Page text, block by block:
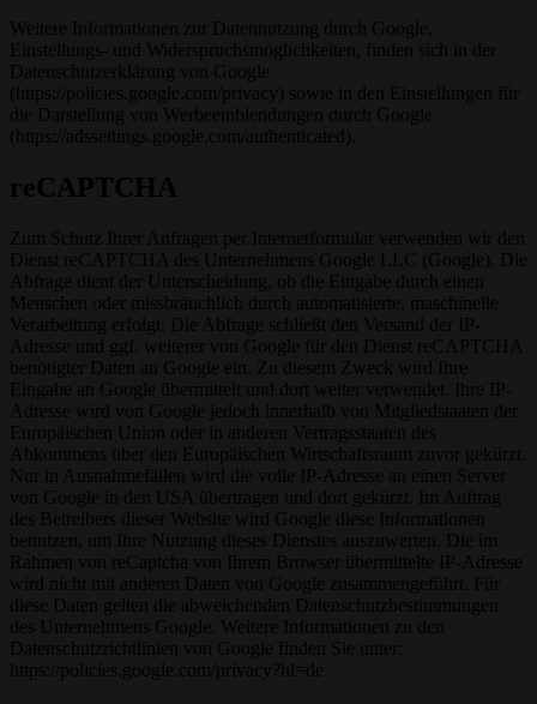
Weitere Informationen zur Datennutzung durch Google,
Einstellungs- und Widerspruchsmöglichkeiten, finden sich in der
Datenschutzerklärung von Google
(https://policies.google.com/privacy) sowie in den Einstellungen für
die Darstellung von Werbeeinblendungen durch Google
(https://adssettings.google.com/authenticated).
reCAPTCHA
Zum Schutz Ihrer Anfragen per Internetformular verwenden wir den
Dienst reCAPTCHA des Unternehmens Google LLC (Google). Die
Abfrage dient der Unterscheidung, ob die Eingabe durch einen
Menschen oder missbräuchlich durch automatisierte, maschinelle
Verarbeitung erfolgt. Die Abfrage schließt den Versand der IP-
Adresse und ggf. weiterer von Google für den Dienst reCAPTCHA
benötigter Daten an Google ein. Zu diesem Zweck wird Ihre
Eingabe an Google übermittelt und dort weiter verwendet. Ihre IP-
Adresse wird von Google jedoch innerhalb von Mitgliedstaaten der
Europäischen Union oder in anderen Vertragsstaaten des
Abkommens über den Europäischen Wirtschaftsraum zuvor gekürzt.
Nur in Ausnahmefällen wird die volle IP-Adresse an einen Server
von Google in den USA übertragen und dort gekürzt. Im Auftrag
des Betreibers dieser Website wird Google diese Informationen
benutzen, um Ihre Nutzung dieses Dienstes auszuwerten. Die im
Rahmen von reCaptcha von Ihrem Browser übermittelte IP-Adresse
wird nicht mit anderen Daten von Google zusammengeführt. Für
diese Daten gelten die abweichenden Datenschutzbestimmungen
des Unternehmens Google. Weitere Informationen zu den
Datenschutzrichtlinien von Google finden Sie unter:
https://policies.google.com/privacy?hl=de